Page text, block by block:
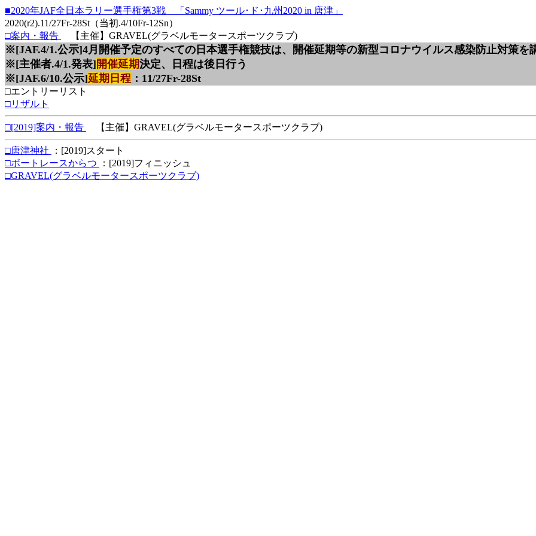
■2020年JAF全日本ラリー選手権第3戦 「Sammy ツール･ド･九州2020 in 唐津」
2020(r2).11/27Fr-28St（当初.4/10Fr-12Sn）
□案内・報告
【主催】GRAVEL(グラベルモータースポーツクラブ)
※[JAF.4/1.公示]4月開催予定のすべての日本選手権競技は、開催延期等の新型コロナウイルス感染防止対策を
※[主催者.4/1.発表] 開催延期決定、日程は後日行う
※[JAF.6/10.公示]延期日程 ：11/27Fr-28St
□エントリーリスト
□リザルト
□[2019]案内・報告 【主催】GRAVEL(グラベルモータースポーツクラブ)
□唐津神社
：[2019]スタート
□ボートレースからつ
：[2019]フィニッシュ
□GRAVEL(グラベルモータースポーツクラブ)